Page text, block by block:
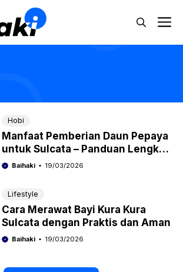
Hobi
Manfaat Pemberian Daun Pepaya
untuk Sulcata – Panduan Lengkap
dan Praktis
Baihaki 19/03/2026
Lifestyle
Cara Merawat Bayi Kura Kura
Sulcata dengan Praktis dan Aman
Baihaki 19/03/2026